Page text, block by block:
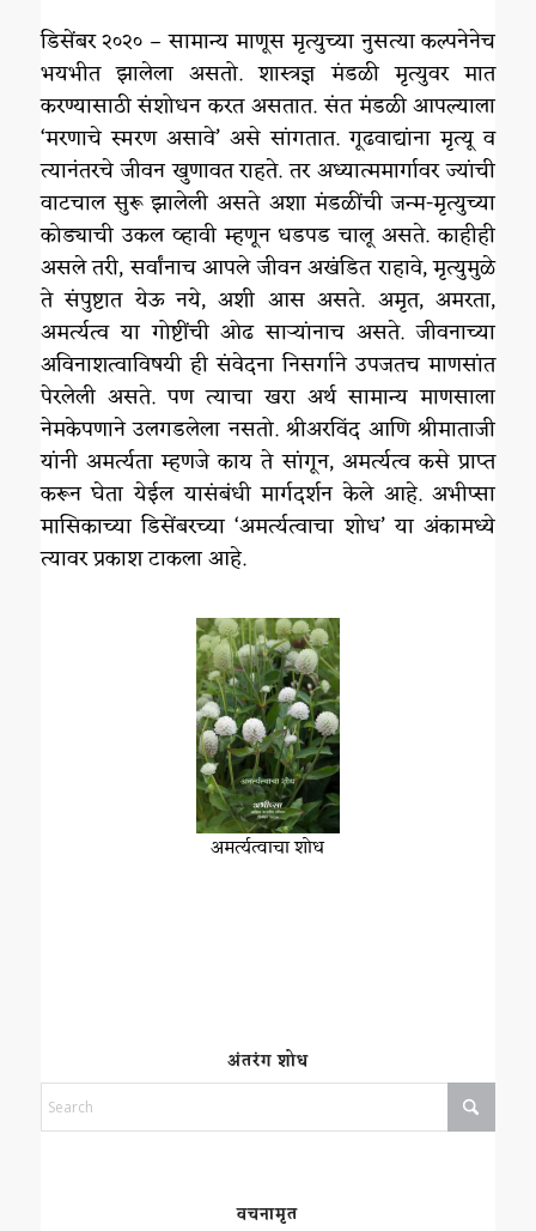
डिसेंबर २०२० – सामान्य माणूस मृत्युच्या नुसत्या कल्पनेनेच
भयभीत झालेला असतो. शास्त्रज्ञ मंडळी मृत्युवर मात
करण्यासाठी संशोधन करत असतात. संत मंडळी आपल्याला
‘मरणाचे स्मरण असावे’ असे सांगतात. गूढवाद्यांना मृत्यू व
त्यानंतरचे जीवन खुणावत राहते. तर अध्यात्ममार्गावर ज्यांची
वाटचाल सुरू झालेली असते अशा मंडळींची जन्म-मृत्युच्या
कोड्याची उकल व्हावी म्हणून धडपड चालू असते. काहीही
असले तरी, सर्वांनाच आपले जीवन अखंडित राहावे, मृत्युमुळे
ते संपुष्टात येऊ नये, अशी आस असते. अमृत, अमरता,
अमर्त्यत्व या गोष्टींची ओढ साऱ्यांनाच असते. जीवनाच्या
अविनाशत्वाविषयी ही संवेदना निसर्गाने उपजतच माणसांत
पेरलेली असते. पण त्याचा खरा अर्थ सामान्य माणसाला
नेमकेपणाने उलगडलेला नसतो. श्रीअरविंद आणि श्रीमाताजी
यांनी अमर्त्यता म्हणजे काय ते सांगून, अमर्त्यत्व कसे प्राप्त
करून घेता येईल यासंबंधी मार्गदर्शन केले आहे. अभीप्सा
मासिकाच्या डिसेंबरच्या ‘अमर्त्यत्वाचा शोध’ या अंकामध्ये
त्यावर प्रकाश टाकला आहे.
अमर्त्यत्वाचा शोध
अंतरंग शोध
वचनामृत